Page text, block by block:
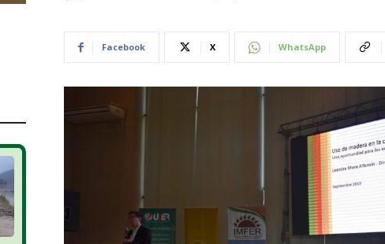
Facebook X WhatsApp